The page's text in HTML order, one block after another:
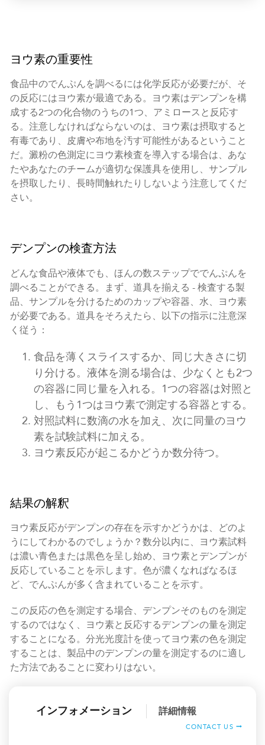
ヨウ素の重要性
食品中のでんぷんを調べるには化学反応が必要だが、そ
の反応にはヨウ素が最適である。ヨウ素はデンプンを構
成する2つの化合物のうちの1つ、アミロースと反応す
る。注意しなければならないのは、ヨウ素は摂取すると
有毒であり、皮膚や布地を汚す可能性があるということ
だ。澱粉の色測定にヨウ素検査を導入する場合は、あな
たやあなたのチームが適切な保護具を使用し、サンプル
を摂取したり、長時間触れたりしないよう注意してくだ
さい。
デンプンの検査方法
どんな食品や液体でも、ほんの数ステップででんぷんを
調べることができる。まず、道具を揃える - 検査する製
品、サンプルを分けるためのカップや容器、水、ヨウ素
が必要である。道具をそろえたら、以下の指示に注意深
く従う：
食品を薄くスライスするか、同じ大きさに切
り分ける。液体を測る場合は、少なくとも2つ
の容器に同じ量を入れる。1つの容器は対照と
し、もう1つはヨウ素で測定する容器とする。
対照試料に数滴の水を加え、次に同量のヨウ
素を試験試料に加える。
ヨウ素反応が起こるかどうか数分待つ。
結果の解釈
ヨウ素反応がデンプンの存在を示すかどうかは、どのよ
うにしてわかるのでしょうか？数分以内に、ヨウ素試料
は濃い青色または黒色を呈し始め、ヨウ素とデンプンが
反応していることを示します。色が濃くなればなるほ
ど、でんぷんが多く含まれていることを示す。
この反応の色を測定する場合、デンプンそのものを測定
するのではなく、ヨウ素と反応するデンプンの量を測定
することになる。分光光度計を使ってヨウ素の色を測定
することは、製品中のデンプンの量を測定するのに適し
た方法であることに変わりはない。
インフォメーション 詳細情報
CONTACT US